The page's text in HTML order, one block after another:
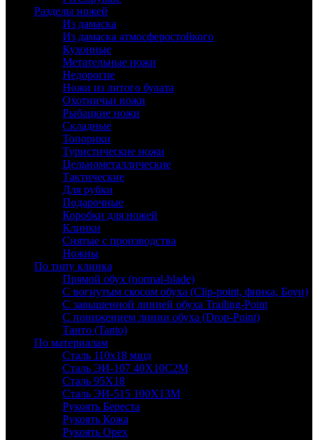
Разделы ножей
Из дамаска
Из дамаска атмосферостойкого
Кухонные
Метательные ножи
Недорогие
Ножи из литого булата
Охотничьи ножи
Рыбацкие ножи
Складные
Топорики
Туристические ножи
Цельнометаллические
Тактические
Для рубки
Подарочные
Коробки для ножей
Клинки
Снятые с производства
Ножны
По типу клинка
Прямой обух (normal-blade)
С вогнутым скосом обуха (Clip-point, финка, Боуи)
С завышенной линией обуха Trailing-Point
С понижением линии обуха (Drop-Point)
Танто (Tanto)
По материалам
Сталь 110х18 мшд
Сталь ЭИ-107 40Х10С2М
Сталь 95Х18
Сталь ЭИ-515 100Х13М
Рукоять Береста
Рукоять Кожа
Рукоять Орех